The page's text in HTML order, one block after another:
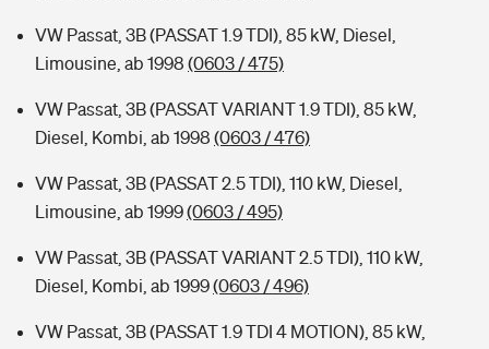
VW Passat, 3B (PASSAT 1.9 TDI), 85 kW, Diesel,
Limousine, ab 1998 (0603 / 475)
VW Passat, 3B (PASSAT VARIANT 1.9 TDI), 85 kW,
Diesel, Kombi, ab 1998 (0603 / 476)
VW Passat, 3B (PASSAT 2.5 TDI), 110 kW, Diesel,
Limousine, ab 1999(0603 / 495)
VW Passat, 3B (PASSAT VARIANT 2.5 TDI), 110 kW,
Diesel, Kombi, ab 1999(0603 / 496)
VW Passat, 3B (PASSAT 1.9 TDI 4 MOTION), 85 kW,